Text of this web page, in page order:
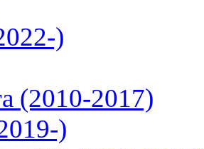
)
(2010-2017)
)